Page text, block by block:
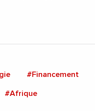
#Financement
#Afrique